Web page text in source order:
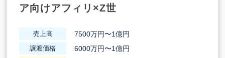
ア向けアフィリ×Z世
売上高 7500万円〜1億円
譲渡価格 6000万円〜1億円